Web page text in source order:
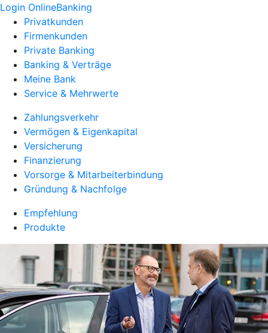
Login OnlineBanking
Privatkunden
Firmenkunden
Private Banking
Banking & Verträge
Meine Bank
Service & Mehrwerte
Zahlungsverkehr
Vermögen & Eigenkapital
Versicherung
Finanzierung
Vorsorge & Mitarbeiterbindung
Gründung & Nachfolge
Empfehlung
Produkte